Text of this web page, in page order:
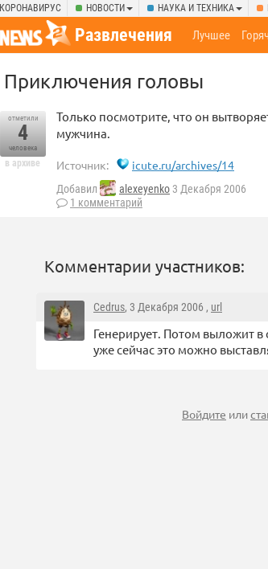
КОРОНАВИРУС НОВОСТИ НАУКА И ТЕХНИКА
Развлечения Лучшее
Приключения головы
отметили
4
человека
в архиве
Только посмотрите, что он
мужчина.
Источник: icute.ru/archives/14
Добавил alexeyenko 3 Декабря 2006
1 комментарий
Комментарии участников:
Cedrus, 3 Декабря 2006 , url
Генерирует. Потом выложит в
уже сейчас это можно
Войдите или